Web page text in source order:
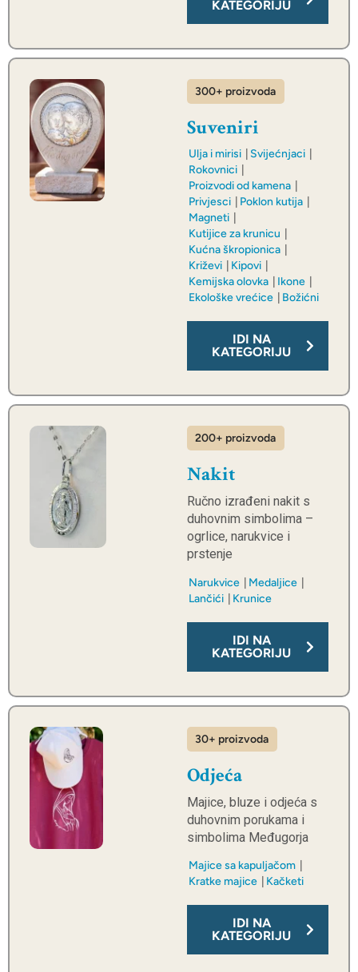
KATEGORIJU
300+ proizvoda
Suveniri
Ulja i mirisi
Svijećnjaci
Rokovnici
Proizvodi od kamena
Privjesci
Poklon kutija
Magneti
Kutijice za krunicu
Kućna škropionica
Križevi
Kipovi
Kemijska olovka
Ikone
Ekološke vrećice
Božićni
IDI NA
KATEGORIJU
200+ proizvoda
Nakit
Ručno izrađeni nakit s
duhovnim simbolima –
ogrlice, narukvice i
prstenje
Narukvice
Medaljice
Lančići
Krunice
IDI NA
KATEGORIJU
30+ proizvoda
Odjeća
Majice, bluze i odjeća s
duhovnim porukama i
simbolima Međugorja
Majice sa kapuljačom
Kratke majice
Kačketi
IDI NA
KATEGORIJU